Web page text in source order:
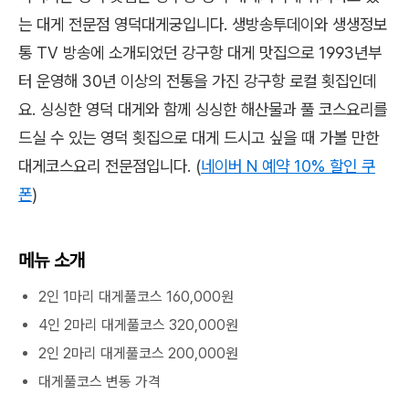
는 대게 전문점 영덕대게궁입니다. 생방송투데이와 생생정보
통 TV 방송에 소개되었던 강구항 대게 맛집으로 1993년부
터 운영해 30년 이상의 전통을 가진 강구항 로컬 횟집인데
요. 싱싱한 영덕 대게와 함께 싱싱한 해산물과 풀 코스요리를
드실 수 있는 영덕 횟집으로 대게 드시고 싶을 때 가볼 만한
대게코스요리 전문점입니다. (네이버 N 예약 10% 할인 쿠
폰)
메뉴 소개
2인 1마리 대게풀코스 160,000원
4인 2마리 대게풀코스 320,000원
2인 2마리 대게풀코스 200,000원
대게풀코스 변동 가격